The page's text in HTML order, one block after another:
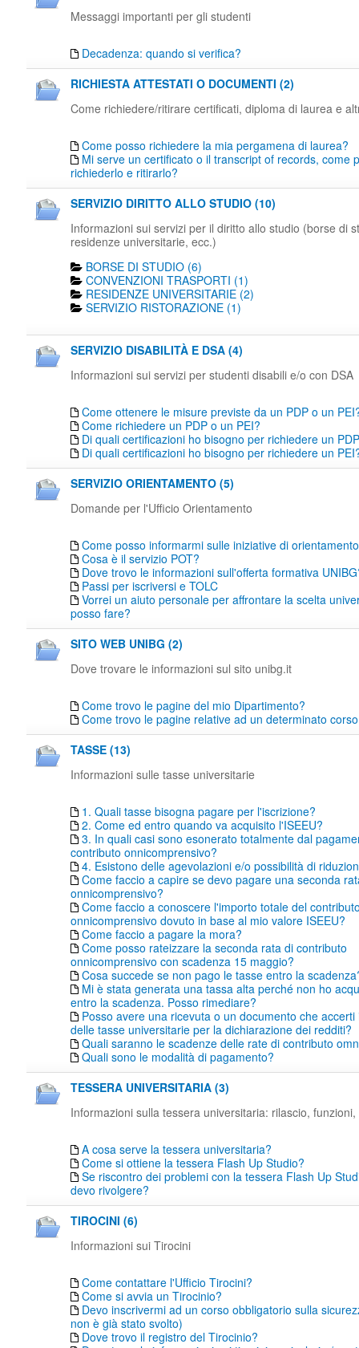
Messaggi importanti per gli studenti
Decadenza: quando si verifica?
RICHIESTA ATTESTATI O DOCUMENTI (2)
Come richiedere/ritirare certificati, diploma di laurea e
Come posso richiedere la mia pergamena di laurea?
Mi serve un certificato o il transcript of records, come
richiederlo e ritirarlo?
SERVIZIO DIRITTO ALLO STUDIO (10)
Informazioni sui servizi per il diritto allo studio (borse di
residenze universitarie, ecc.)
BORSE DI STUDIO (6)
CONVENZIONI TRASPORTI (1)
RESIDENZE UNIVERSITARIE (2)
SERVIZIO RISTORAZIONE (1)
SERVIZIO DISABILITÀ E DSA (4)
Informazioni sui servizi per studenti disabili e/o con DSA
Come ottenere le misure previste da un PDP o un
Come richiedere un PDP o un PEI?
Di quali certificazioni ho bisogno per richiedere un
Di quali certificazioni ho bisogno per richiedere un
SERVIZIO ORIENTAMENTO (5)
Domande per l'Ufficio Orientamento
Come posso informarmi sulle iniziative di
Cosa è il servizio POT?
Dove trovo le informazioni sull'offerta formativa
Passi per iscriversi e TOLC
Vorrei un aiuto personale per affrontare la scelta
posso fare?
SITO WEB UNIBG (2)
Dove trovare le informazioni sul sito unibg.it
Come trovo le pagine del mio Dipartimento?
Come trovo le pagine relative ad un determinato
TASSE (13)
Informazioni sulle tasse universitarie
1. Quali tasse bisogna pagare per l'iscrizione?
2. Come ed entro quando va acquisito l'ISEEU?
3. In quali casi sono esonerato totalmente dal
contributo onnicomprensivo?
4. Esistono delle agevolazioni e/o possibilità di
Come faccio a capire se devo pagare una seconda
onnicomprensivo?
Come faccio a conoscere l'importo totale del
onnicomprensivo dovuto in base al mio valore ISEEU?
Come faccio a pagare la mora?
Come posso rateizzare la seconda rata di contributo
onnicomprensivo con scadenza 15 maggio?
Cosa succede se non pago le tasse entro la
Mi è stata generata una tassa alta perché non ho
entro la scadenza. Posso rimediare?
Posso avere una ricevuta o un documento che
delle tasse universitarie per la dichiarazione dei redditi?
Quali saranno le scadenze delle rate di contributo
Quali sono le modalità di pagamento?
TESSERA UNIVERSITARIA (3)
Informazioni sulla tessera universitaria: rilascio, funzioni,
A cosa serve la tessera universitaria?
Come si ottiene la tessera Flash Up Studio?
Se riscontro dei problemi con la tessera Flash Up
devo rivolgere?
TIROCINI (6)
Informazioni sui Tirocini
Come contattare l'Ufficio Tirocini?
Come si avvia un Tirocinio?
Devo inscrivermi ad un corso obbligatorio sulla
non è già stato svolto)
Dove trovo il registro del Tirocinio?